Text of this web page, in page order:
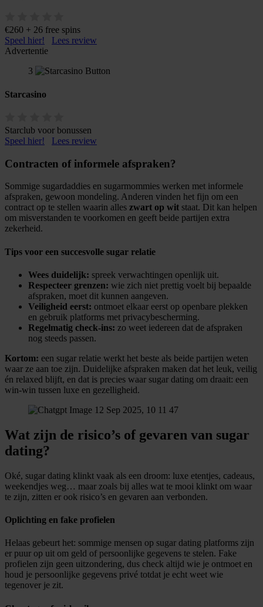
€260 + 26 free spins
Speel hier!
Lees review
Advertentie
3
Starcasino
Starclub voor bonussen
Speel hier!
Lees review
Contracten of informele afspraken?
Sommige sugardaddies en sugarmommies werken met informele
afspraken, gewoon mondeling. Anderen vinden het fijn om een
contract op te stellen waarin alles zwart op wit staat. Dit kan helpen
om misverstanden te voorkomen en geeft beide partijen extra
zekerheid.
Tips voor een succesvolle sugar relatie
Wees duidelijk: spreek verwachtingen openlijk uit.
Respecteer grenzen: wie zich niet prettig voelt bij bepaalde
afspraken, moet dit kunnen aangeven.
Veiligheid eerst: ontmoet elkaar eerst op openbare plekken
en gebruik platforms met privacybescherming.
Regelmatig check-ins: zo weet iedereen dat de afspraken
nog steeds passen.
Kortom: een sugar relatie werkt het beste als beide partijen weten
waar ze aan toe zijn. Duidelijke afspraken maken dat het leuk, veilig
én relaxed blijft, en dat is precies waar sugar dating om draait: een
win-win tussen luxe en gezelligheid.
Wat zijn de risico’s of gevaren van sugar
dating?
Oké, sugar dating klinkt vaak als een droom: luxe etentjes, cadeaus,
weekendjes weg… maar zoals bij alles wat te mooi klinkt om waar
te zijn, zitten er ook risico’s en gevaren aan verbonden.
Oplichting en fake profielen
Helaas gebeurt het: sommige mensen op sugar dating platforms zijn
er puur op uit om geld of persoonlijke gegevens te stelen. Fake
profielen zijn geen uitzondering, dus check altijd wie je ontmoet en
houd je persoonlijke gegevens privé totdat je echt weet wie
tegenover je zit.